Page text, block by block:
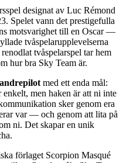
designat av Luc Rémond
Spelet vann det prestigefulla
motsvarighet till en Oscar —
tvåspelarupplevelserna
tvåspelarspel tar hem
hur bra Sky Team är.
med ett enda mål:
men haken är att ni inte
sker genom era
var — och genom att lita på
ni. Det skapar en unik
förlaget Scorpion Masqué